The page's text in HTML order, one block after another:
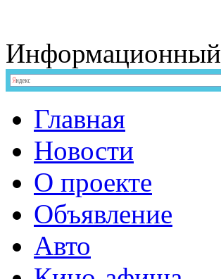
Информационный
Главная
Новости
О проекте
Объявление
Авто